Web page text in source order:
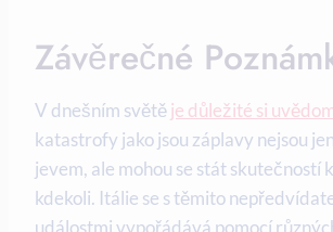
Závěrečné
V dnešním světěje důležité si
katastrofy jako jsou záplavy nejsou
jevem, ale mohou se stát skutečností
kdekoli. Itálie se s těmito
událostmi vypořádává pomocí